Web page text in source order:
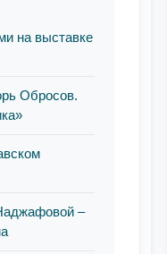
на выставке
Обросов.
–